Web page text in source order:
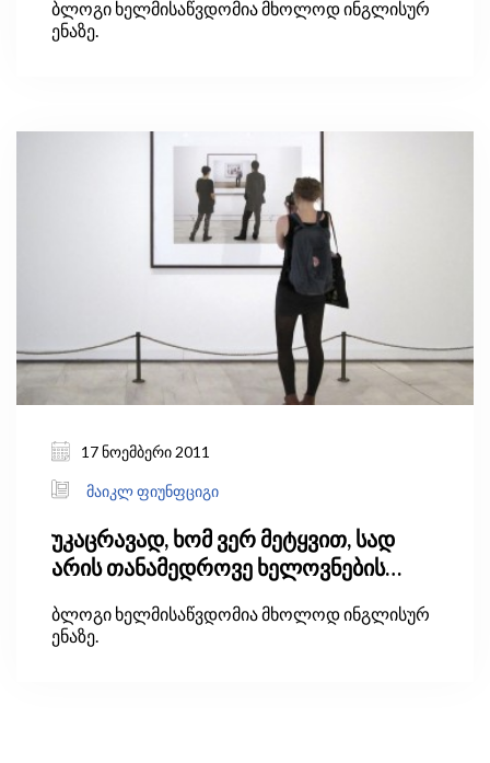
ბლოგი ხელმისაწვდომია მხოლოდ ინგლისურ
ენაზე.
17 ნოემბერი 2011
მაიკლ ფიუნფციგი
უკაცრავად, ხომ ვერ მეტყვით, სად
არის თანამედროვე ხელოვნების
ბლოგი ხელმისაწვდომია მხოლოდ ინგლისურ
ენაზე.